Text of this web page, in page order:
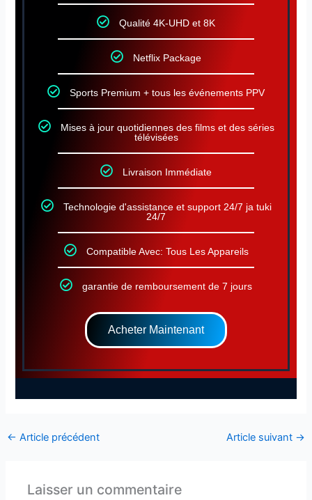
Qualité 4K-UHD et 8K
Netflix Package
Sports Premium + tous les événements PPV
Mises à jour quotidiennes des films et des séries
télévisées
Livraison Immédiate
Technologie d'assistance et support 24/7 ja tuki
24/7
Compatible Avec: Tous Les Appareils
garantie de remboursement de 7 jours
Acheter Maintenant
← Article précédent Article suivant →
Laisser un commentaire